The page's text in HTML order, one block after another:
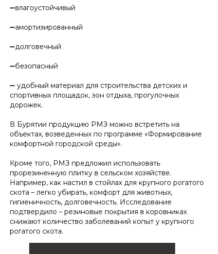
➖влагоустойчивый
➖амортизированный
➖долговечный
➖безопасный
➖ удобный материал для строительства детских и
спортивных площадок, зон отдыха, прогулочных
дорожек.
В Бурятии продукцию РМЗ можно встретить на
объектах, возведенных по программе «Формирование
комфортной городской среды».
Кроме того, РМЗ предложил использовать
прорезиненную плитку в сельском хозяйстве.
Например, как настил в стойлах для крупного рогатого
скота – легко убирать, комфорт для животных,
гигиеничность, долговечность. Исследование
подтвердило – резиновые покрытия в коровниках
снижают количество заболеваний копыт у крупного
рогатого скота.